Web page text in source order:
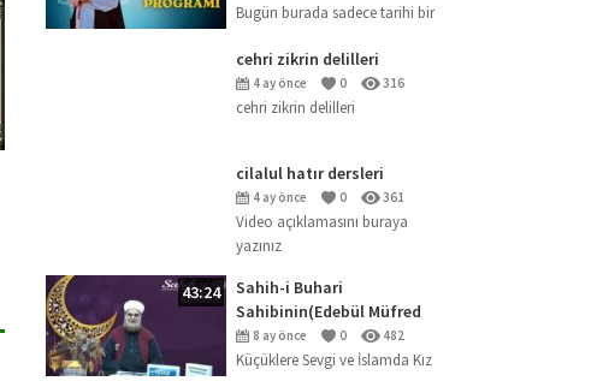
Bugün burada sadece tarihi bir
uyanıklığı en büyük nimettir’
buyuran büyük mürebbi
Abdülkadir Geylani
cehri zikrin delilleri
4 ay önce 0 316
cehri zikrin delilleri
cilalul hatır dersleri
4 ay önce 0 361
Video açıklamasını buraya
yazınız
43:24
Sahih-i Buhari
Sahibinin(Edebül Müfred
Dersleri)-29-Küçüklere Sevgi
ve İslamda Kız Çocuklarının
8 ay önce 0 482
Küçüklere Sevgi ve İslamda Kız